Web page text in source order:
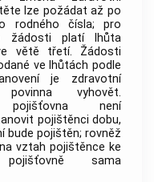
lze požádat až po
rodného čísla; pro
žádosti platí lhůta
větě třetí. Žádosti
ve lhůtách podle
je zdravotní
povinna vyhovět.
pojišťovna není
pojištěnci dobu,
bude pojištěn; rovněž
vztah pojištěnce ke
sama